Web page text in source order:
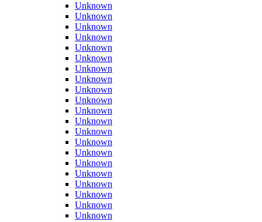
Unknown
Unknown
Unknown
Unknown
Unknown
Unknown
Unknown
Unknown
Unknown
Unknown
Unknown
Unknown
Unknown
Unknown
Unknown
Unknown
Unknown
Unknown
Unknown
Unknown
Unknown